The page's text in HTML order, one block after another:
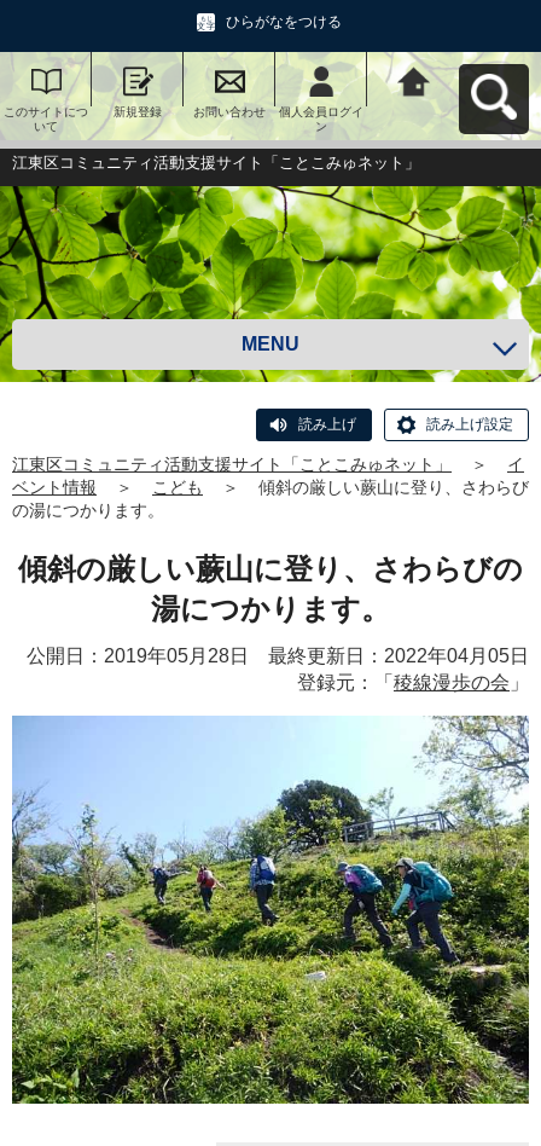
ひらがなをつける
このサイトにつ
いて
新規登録 お問い合わせ
個人会員ログイ
ン
江東区コミュニ
ティ活動支援サ
イト「ことこみ
ゅネット」へ戻
る
江東区コミュニティ活動支援サイト「ことこみゅネット」
MENU
読み上げ 読み上げ設定
江東区コミュニティ活動支援サイト「ことこみゅネット」 ＞
イ
ベント情報
＞ こども ＞
傾斜の厳しい蕨山に登り、さわらび
の湯につかります。
傾斜の厳しい蕨山に登り、さわらびの
湯につかります。
公開日：2019年05月28日 最終更新日：2022年04月05日
登録元：「 稜線漫歩の会 」